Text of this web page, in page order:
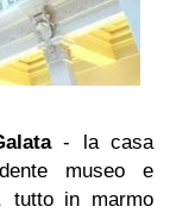
- la casa
museo e
tutto in marmo